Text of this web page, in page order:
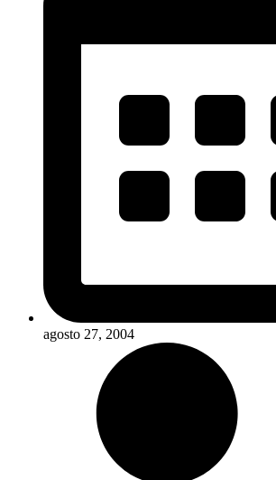
agosto 27, 2004